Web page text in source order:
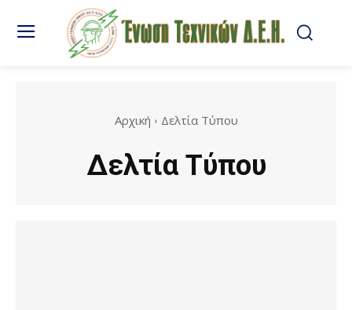
Αρχική Δελτία Τύπου
Δελτία Τύπου